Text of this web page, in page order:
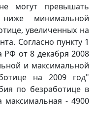
могут превышать
минимальной
увеличенных на
Согласно пункту 1
РФ от 8 декабря 2008
и максимальной
на 2009 год"
по безработице в
максимальная - 4900